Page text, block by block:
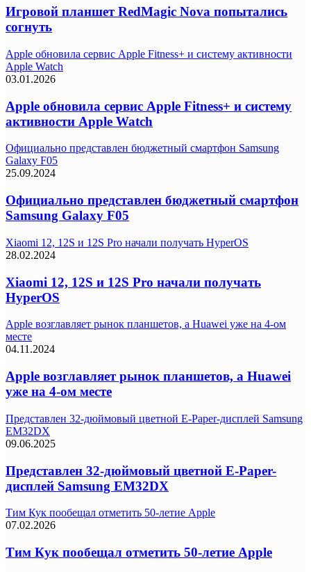
Игровой планшет RedMagic Nova попытались
согнуть
Apple обновила сервис Apple Fitness+ и систему активности
Apple Watch
03.01.2026
Apple обновила сервис Apple Fitness+ и систему
активности Apple Watch
Официально представлен бюджетный смартфон Samsung
Galaxy F05
25.09.2024
Официально представлен бюджетный смартфон
Samsung Galaxy F05
Xiaomi 12, 12S и 12S Pro начали получать HyperOS
28.02.2024
Xiaomi 12, 12S и 12S Pro начали получать
HyperOS
Apple возглавляет рынок планшетов, а Huawei уже на 4-ом
месте
04.11.2024
Apple возглавляет рынок планшетов, а Huawei
уже на 4-ом месте
Представлен 32-дюймовый цветной E-Paper-дисплей Samsung
EM32DX
09.06.2025
Представлен 32-дюймовый цветной E-Paper-
дисплей Samsung EM32DX
Тим Кук пообещал отметить 50-летие Apple
07.02.2026
Тим Кук пообещал отметить 50-летие Apple